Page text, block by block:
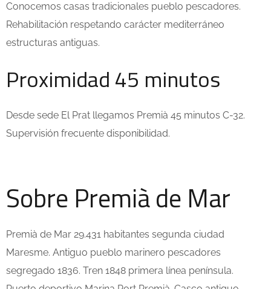
Conocemos casas tradicionales pueblo pescadores.
Rehabilitación respetando carácter mediterráneo
estructuras antiguas.
Proximidad 45 minutos
Desde sede El Prat llegamos Premià 45 minutos C-32.
Supervisión frecuente disponibilidad.
Sobre Premià de Mar
Premià de Mar 29.431 habitantes segunda ciudad
Maresme. Antiguo pueblo marinero pescadores
segregado 1836. Tren 1848 primera línea península.